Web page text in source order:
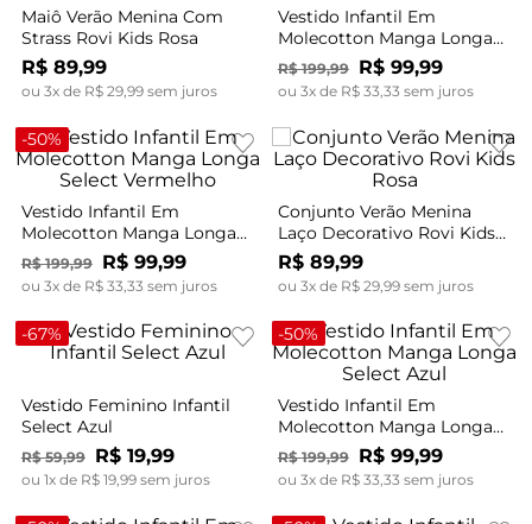
Maiô Verão Menina Com
Strass Rovi Kids Rosa
R$ 89,99
ou 3x de R$ 29, 99sem juros
Vestido Infantil Em
Molecotton Manga Longa
Select Rosa
R$ 199,99 R$ 99,99
ou 3x de R$ 33 33 sem juros
-50%
Vestido Infantil Em
Molecotton Manga Longa
Select Vermelho
R$ 199,99 R$ 99,99
ou 3x de R$ 33 33 sem juros
Conjunto Verão Menina
Laço Decorativo Rovi Kids
Rosa
R$ 89,99
ou 3x de R$ 29, 99sem juros
-67%
Vestido Feminino Infantil
Select Azul
R$ 59,99 R$ 19,99
ou 1x de R$ 19,99sem juros
-50%
Vestido Infantil Em
Molecotton Manga Longa
Select Azul
R$ 199,99 R$ 99,99
ou 3x de R$ 33,33 sem juros